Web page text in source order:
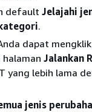
default Jelajahi
.
dapat
Jalankan
yang lebih lama
jenis